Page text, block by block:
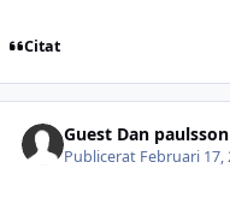
Citat
Guest Dan paulsson
Publicerat Februari 17,